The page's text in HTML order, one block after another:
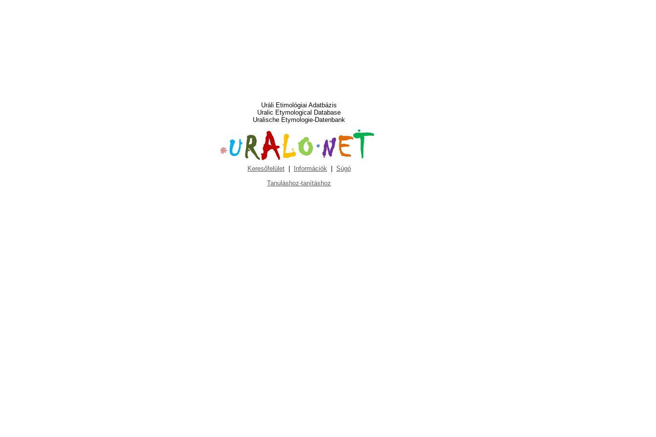
Uráli Etimológiai Adatbázis
Uralic Etymological Database
Uralische Etymologie-Datenbank
Keresőfelület| Információk| Súgó
Tanuláshoz-tanításhoz